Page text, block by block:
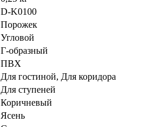
D-K0100
Порожек
Угловой
Г-образный
ПВХ
Для гостиной, Для коридора
Для ступеней
Коричневый
Ясень